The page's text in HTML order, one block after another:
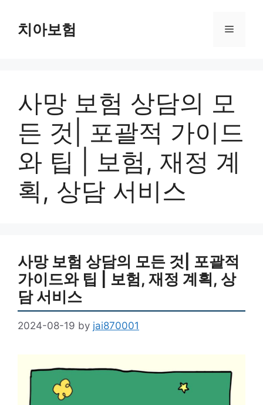
content치아보험 Menu
사망 보험 상담의 모
든 것| 포괄적 가이드
와 팁 | 보험, 재정 계
획, 상담 서비스
사망 보험 상담의 모든 것| 포괄적
가이드와 팁 | 보험, 재정 계획, 상
담 서비스
2024-08-19 by jai870001